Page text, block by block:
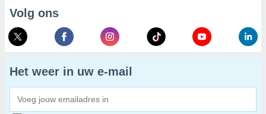
Volg ons
Het weer in uw e-mail